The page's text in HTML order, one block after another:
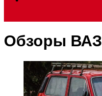
for
Обзоры ВАЗ